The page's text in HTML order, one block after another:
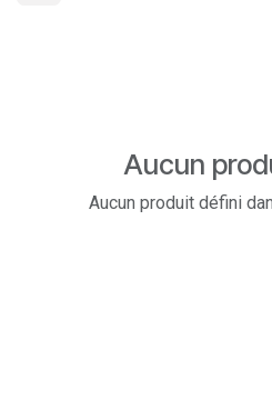
Aucun
Aucun produit défini